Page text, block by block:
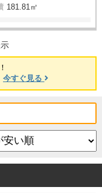
181.81㎡
今すぐ見る